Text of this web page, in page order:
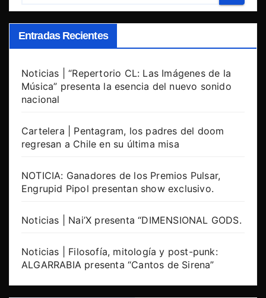
Entradas Recientes
Noticias | “Repertorio CL: Las Imágenes de la
Música” presenta la esencia del nuevo sonido
nacional
Cartelera | Pentagram, los padres del doom
regresan a Chile en su última misa
NOTICIA: Ganadores de los Premios Pulsar,
Engrupid Pipol presentan show exclusivo.
Noticias | Nai’X presenta “DIMENSIONAL GODS.
Noticias | Filosofía, mitología y post-punk:
ALGARRABIA presenta “Cantos de Sirena”